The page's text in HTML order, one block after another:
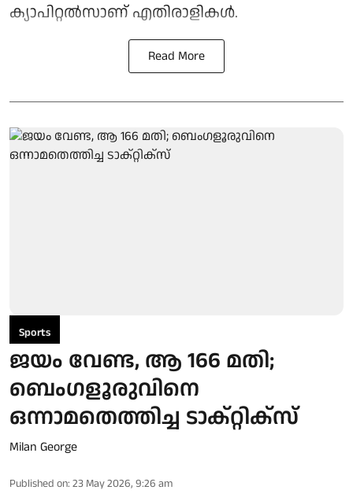
ക്യാപിറ്റല്‍സാണ് എതിരാളികള്‍.
Read More
Sports
ജയം വേണ്ട, ആ 166 മതി;
ബെംഗളൂരുവിനെ
ഒന്നാമതെത്തിച്ച ടാക്റ്റിക്‌സ്
Milan George
Published on: 23 May 2026, 9:26 am